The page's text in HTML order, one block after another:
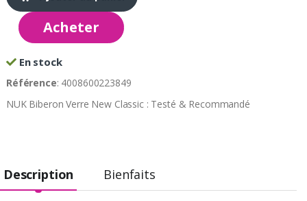
Acheter
En stock
Référence: 4008600223849
NUK Biberon Verre New Classic : Testé & Recommandé
Description Bienfaits